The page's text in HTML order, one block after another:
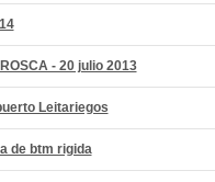
- 20 julio 2013
Leitariegos
de btm rigida